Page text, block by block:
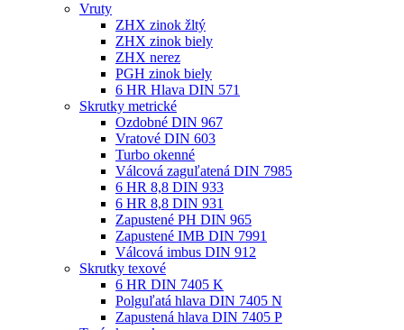
Vruty
ZHX zinok žltý
ZHX zinok biely
ZHX nerez
PGH zinok biely
6 HR Hlava DIN 571
Skrutky metrické
Ozdobné DIN 967
Vratové DIN 603
Turbo okenné
Válcová zaguľatená DIN 7985
6 HR 8,8 DIN 933
6 HR 8,8 DIN 931
Zapustené PH DIN 965
Zapustené IMB DIN 7991
Válcová imbus DIN 912
Skrutky texové
6 HR DIN 7405 K
Polguľatá hlava DIN 7405 N
Zapustená hlava DIN 7405 P